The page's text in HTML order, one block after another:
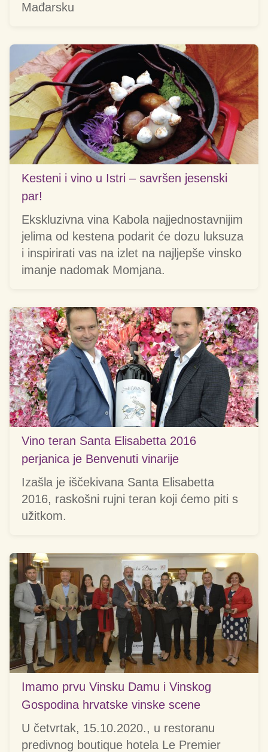
Mađarsku
Kesteni i vino u Istri – savršen jesenski
par!
Ekskluzivna vina Kabola najjednostavnijim
jelima od kestena podarit će dozu luksuza
i inspirirati vas na izlet na najljepše vinsko
imanje nadomak Momjana.
Vino teran Santa Elisabetta 2016
perjanica je Benvenuti vinarije
Izašla je iščekivana Santa Elisabetta
2016, raskošni rujni teran koji ćemo piti s
užitkom.
Imamo prvu Vinsku Damu i Vinskog
Gospodina hrvatske vinske scene
U četvrtak, 15.10.2020., u restoranu
predivnog boutique hotela Le Premier